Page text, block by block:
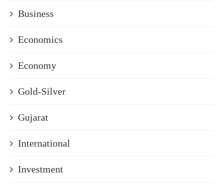
Business
Economics
Economy
Gold-Silver
Gujarat
International
Investment